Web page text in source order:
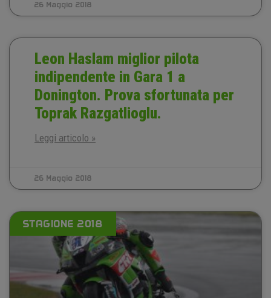
26 Maggio 2018
Leon Haslam miglior pilota
indipendente in Gara 1 a
Donington. Prova sfortunata per
Toprak Razgatlioglu.
Leggi articolo »
26 Maggio 2018
STAGIONE 2018